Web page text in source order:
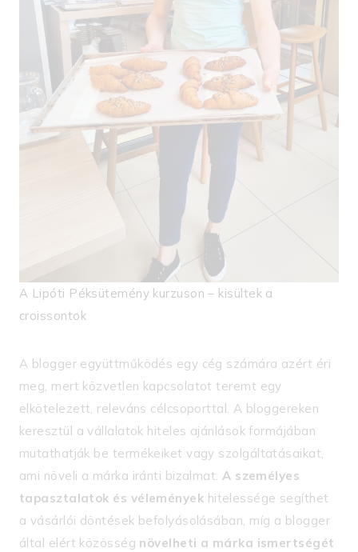
A Lipóti Péksütemény kurzuson – kisültek a
croissontok
A blogger együttműködés egy cég számára azért éri
meg, mert közvetlen kapcsolatot teremt egy
elkötelezett, releváns célcsoporttal. A bloggereken
keresztül a vállalatok hiteles ajánlások formájában
mutathatják be termékeiket vagy szolgáltatásaikat,
ami növeli a márka iránti bizalmat.A személyes
tapasztalatok és vélemények hitelessége segíthet
a vásárlói döntések befolyásolásában, míg a blogger
által elért közösség növelheti a márka ismertségét